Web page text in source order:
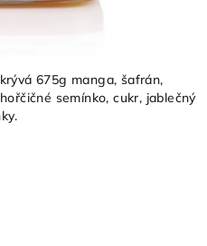
675g manga, šafrán,
semínko, cukr, jablečný